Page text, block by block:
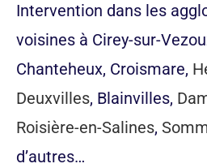
Intervention dans les
voisines à Cirey-sur-
Chanteheux, Croismare,
Deuxvilles, Blainvilles,
Roisière-en-Salines,
d’autres…